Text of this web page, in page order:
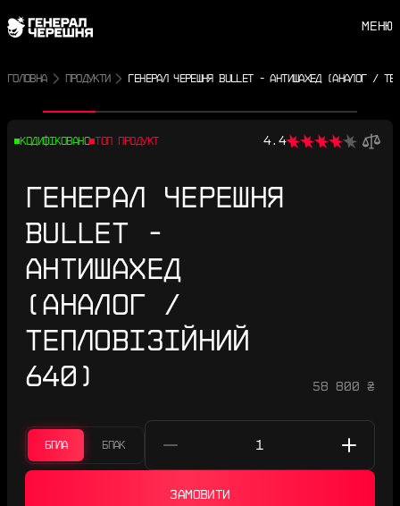
МЕНЮ
ГОЛОВНА ПРОДУКТИ ГЕНЕРАЛ ЧЕРЕШНЯ BULLET - АНТИШАХЕД (АНАЛОГ /
КОДИФІКОВАНО ТОП ПРОДУКТ 4.4
ГЕНЕРАЛ ЧЕРЕШНЯ
BULLET -
АНТИШАХЕД
(АНАЛОГ /
ТЕПЛОВІЗІЙНИЙ
640)
58 800 ₴
БПЛА БПАК
ЗАМОВИТИ
Попереднє фото
Наступне фото